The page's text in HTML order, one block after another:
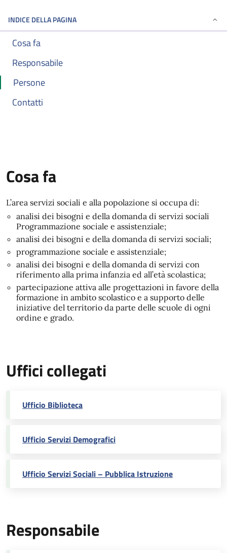
INDICE DELLA PAGINA
Cosa fa
Responsabile
Persone
Contatti
Cosa fa
L’area servizi sociali e alla popolazione si occupa di:
analisi dei bisogni e della domanda di servizi sociali
Programmazione sociale e assistenziale;
analisi dei bisogni e della domanda di servizi sociali;
programmazione sociale e assistenziale;
analisi dei bisogni e della domanda di servizi con
riferimento alla prima infanzia ed all’età scolastica;
partecipazione attiva alle progettazioni in favore della
formazione in ambito scolastico e a supporto delle
iniziative del territorio da parte delle scuole di ogni
ordine e grado.
Uffici collegati
Ufficio Biblioteca
Ufficio Servizi Demografici
Ufficio Servizi Sociali – Pubblica Istruzione
Responsabile